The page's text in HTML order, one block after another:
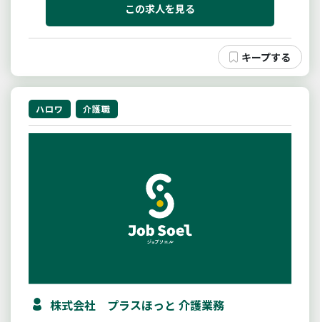
この求人を見る
ハロワ 介護職
株式会社 プラスほっと 介護業務